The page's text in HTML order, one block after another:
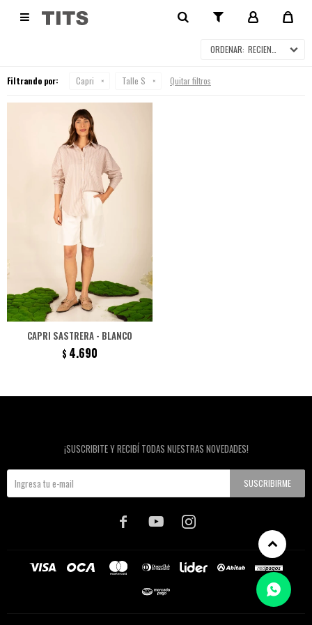

RECIENTES
Filtrando por: Capri Talle S Quitar filtros
CAPRI SASTRERA - BLANCO
$ 4.690
¡SUSCRIBITE Y RECIBÍ TODAS NUESTRAS NOVEDADES!
SUSCRIBIRME
  